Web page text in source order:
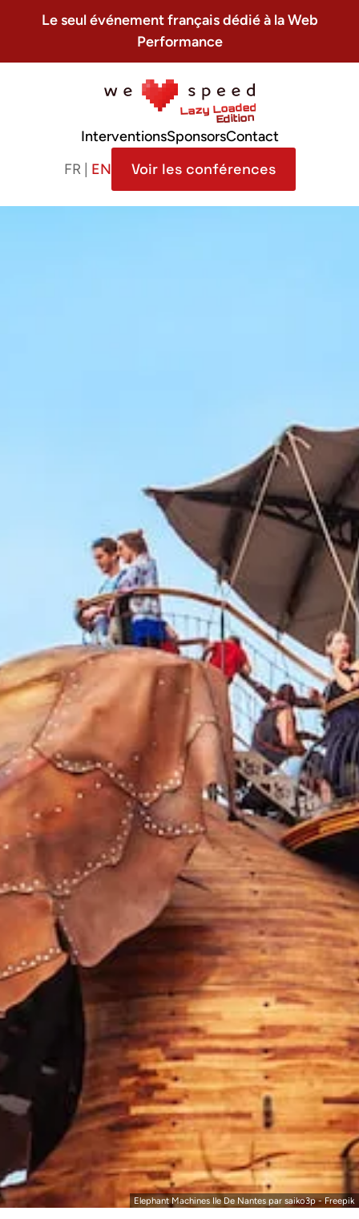
Le seul événement français dédié à la Web
Performance
InterventionsSponsorsContact
FR | EN Voir les conférences
Elephant Machines Ile De Nantes parsaiko3p-Freepik